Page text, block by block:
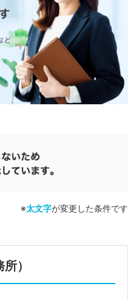
※太文字が変更した条件です
）